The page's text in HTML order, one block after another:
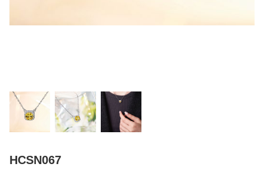
HCSN067